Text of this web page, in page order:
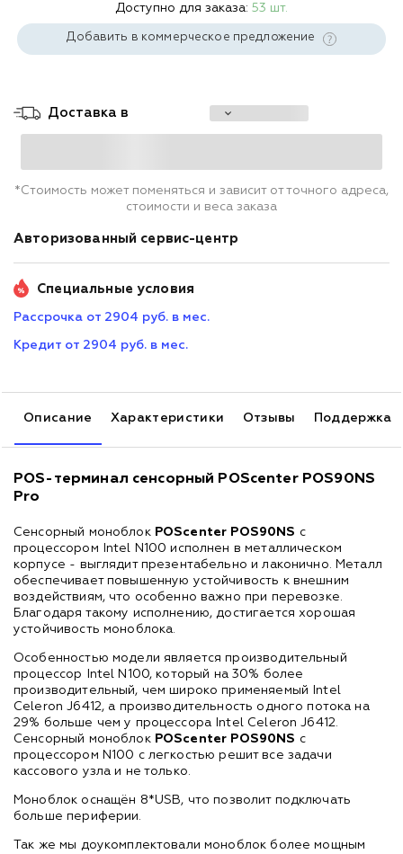
Доступно для заказа: 53 шт.
Добавить в коммерческое предложение
Доставка в
*Стоимость может поменяться и зависит от точного адреса,
стоимости и веса заказа
Авторизованный сервис-центр
Специальные условия
Рассрочка от 2904 руб. в мес.
Кредит от 2904 руб. в мес.
Описание Характеристики Отзывы Поддержка
POS-терминал сенсорный POScenter POS90NS
Pro
Сенсорный моноблок POScenter POS90 NS с
процессором Intel N100 исполнен в металлическом
корпусе - выглядит презентабельно и лаконично. Металл
обеспечивает повышенную устойчивость к внешним
воздействиям, что особенно важно при перевозке.
Благодаря такому исполнению, достигается хорошая
устойчивость моноблока.
Особенностью модели является производительный
процессор Intel N 100, который на 30% более
производительный, чем широко применяемый Intel
Celeron J6412, а производительность одного потока на
29% больше чем у процессора Intel Celeron J6412.
Сенсорный моноблок POScenter POS90NS с
процессором N 100 с легкостью решит все задачи
кассового узла и не только.
Моноблок оснащён 8*USB, что позволит подключать
больше периферии.
Так же мы доукомплектовали моноблок более мощным